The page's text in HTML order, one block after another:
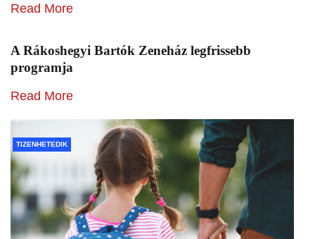
Read More
A Rákoshegyi Bartók Zeneház legfrissebb
programja
Read More
TIZENHETEDIK